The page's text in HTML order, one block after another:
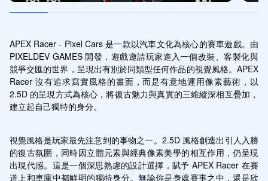
APEX Racer - Pixel Cars 是一款以汽車文化為核心的賽車遊戲。由
PIXELDEV GAMES 開發，遊戲邀請玩家進入一個改裝、客製化與
競爭交匯的世界，呈現出有別於同類型任何作品的視覺風格。APEX
Racer 沒有追求寫實風格的畫面，而是有意地運用像素藝術，以
2.5D 的呈現方式為核心，將復古魅力與真實的三維縱深相互疊加，
建立起自己獨特的身分。
視覺風格是玩家最先注意到的事物之一。2.5D 風格創造出引人入勝
的復古氛圍，同時因立體元素與經典像素美學的相互作用，仍呈現
出現代感。這是一個深思熟慮的設計選擇，賦予 APEX Racer 在賽
道上和車庫中都鮮明的獨特身分。無論你是身處賽事之中，還是欣